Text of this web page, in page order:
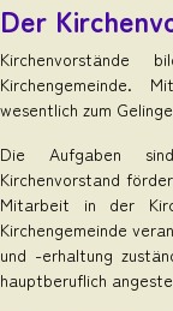
Der
Kirchenvorstände
Kirchengemeinde.
wesentlich zum
Die Aufgaben
Kirchenvorstand
Mitarbeit in der
Kirchengemeinde
und -erhaltung
hauptberuflich